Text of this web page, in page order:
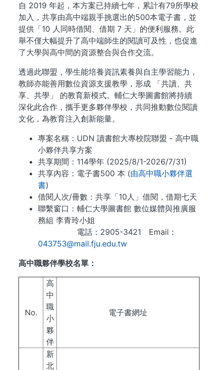
自 2019 年起，本方案已持續七年，累計有79所學校
加入，共享由高中端親手挑選出的500本電子書，並
提供「10 人同時借閱、借期 7 天」的便利服務。此
舉不僅大幅提升了高中端師生的閱讀可及性，也促進
了大學與高中間的資源整合與合作交流。
透過此聯盟，學生能培養資訊素養與自主學習能力，
教師亦能善用數位資源支援教學，形成 「共讀、共
享、共學」 的教育新模式。輔仁大學圖書館將持續
深化此合作，攜手更多夥伴學校，共同推動數位閱讀
文化，為教育注入創新能量。
專案名稱：UDN 讀書館大專校院聯盟 - 高中職
小夥伴共享方案
共享期間：114學年 (2025/8/1-2026/7/31)
共享內容：電子書500 本 (由高中職小夥伴選
書)
借閱人次/冊數：共享「10人」借閱，借期七天
聯繫窗口：輔仁大學圖書館 數位媒體與推廣服
務組 李青玲小姐
電話：2905-3421 Email：
043753@mail.fju.edu.tw
高中職夥伴學校名單：
No.
高
中
職
小
夥
伴
電子書網址
新
北